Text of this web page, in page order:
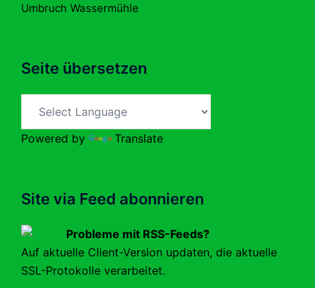
Umbruch Wassermühle
Seite übersetzen
Powered by Translate
Site via Feed abonnieren
Probleme mit RSS-Feeds?
Auf aktuelle Client-Version updaten, die aktuelle
SSL-Protokolle verarbeitet.